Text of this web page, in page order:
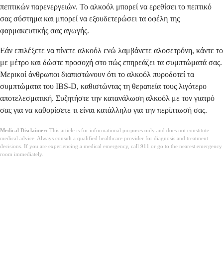
πεπτικών παρενεργειών. Το αλκοόλ μπορεί να ερεθίσει το πεπτικό
σας σύστημα και μπορεί να εξουδετερώσει τα οφέλη της
φαρμακευτικής σας αγωγής.
Εάν επιλέξετε να πίνετε αλκοόλ ενώ λαμβάνετε αλοσετρόνη, κάντε το
με μέτρο και δώστε προσοχή στο πώς επηρεάζει τα συμπτώματά σας.
Μερικοί άνθρωποι διαπιστώνουν ότι το αλκοόλ πυροδοτεί τα
συμπτώματα του IBS-D, καθιστώντας τη θεραπεία τους λιγότερο
αποτελεσματική. Συζητήστε την κατανάλωση αλκοόλ με τον γιατρό
σας για να καθορίσετε τι είναι κατάλληλο για την περίπτωσή σας.
Medical Disclaimer: This article is for informational purposes only and does not constitute
medical advice. Always consult a qualified healthcare provider for diagnosis and treatment
decisions. If you are experiencing a medical emergency, call 911 or go to the nearest emergency
room immediately.